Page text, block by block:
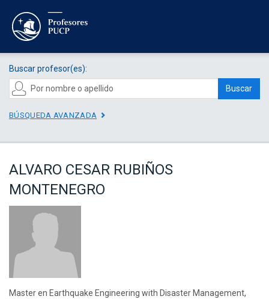
Buscar profesor(es):
Buscar
BÚSQUEDA AVANZADA
ALVARO CESAR RUBIÑOS
MONTENEGRO
Master en Earthquake Engineering with Disaster Management,